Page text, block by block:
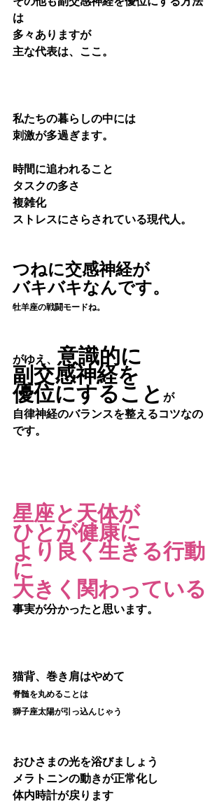
は
多々ありますが
主な代表は、ここ。
私たちの暮らしの中には
刺激が多過ぎます。
時間に追われること
タスクの多さ
複雑化
ストレスにさらされている現代人。
つねに交感神経が
バキバキなんです。
牡羊座の戦闘モードね。
がゆえ、 意識的に
副交感神経を
優位にすること が
自律神経のバランスを整えるコツなの
です。
星座と天体が
ひとが健康に
より良く生きる行動
に
大きく関わっている
事実が分かったと思います。
猫背、巻き肩はやめて
脊髄を丸めることは
獅子座太陽が引っ込んじゃう
おひさまの光を浴びましょう
メラトニンの動きが正常化し
体内時計が戻ります